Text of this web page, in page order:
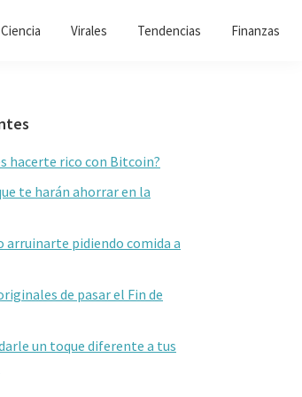
Ciencia Virales Tendencias Finanzas
hacerte rico con Bitcoin?
te harán ahorrar en la
arruinarte pidiendo comida a
de pasar el Fin de
un toque diferente a tus